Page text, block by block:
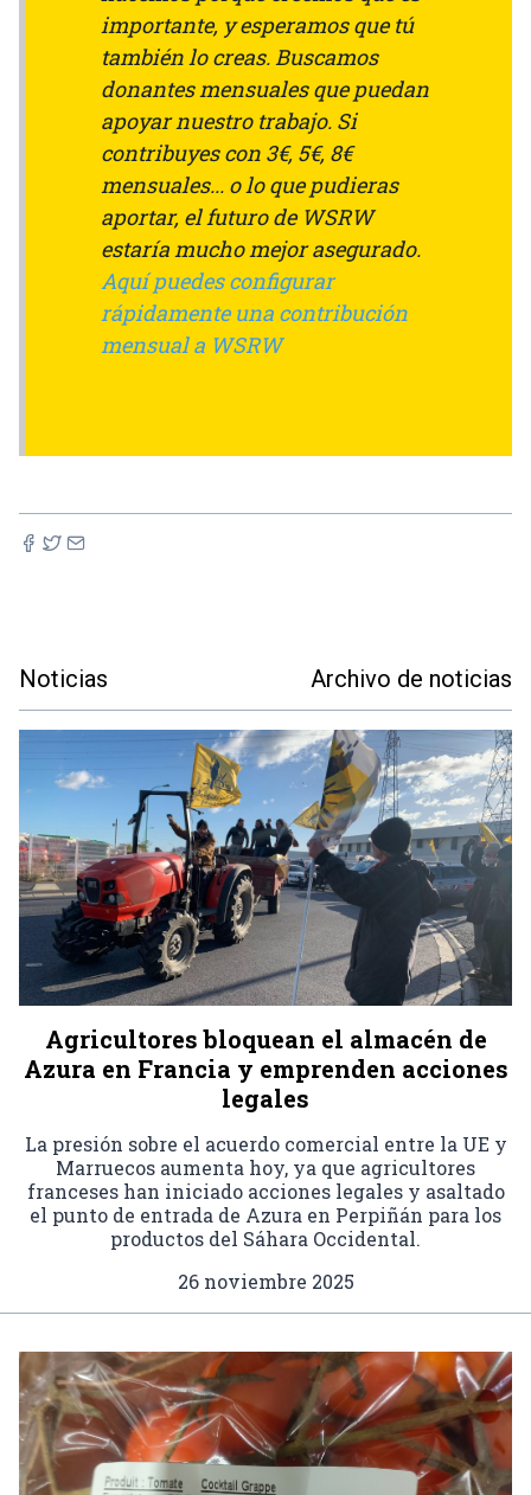
importante, y esperamos que tú
también lo creas. Buscamos
donantes mensuales que puedan
apoyar nuestro trabajo. Si
contribuyes con 3€, 5€, 8€
mensuales... o lo que pudieras
aportar, el futuro de WSRW
estaría mucho mejor asegurado.
Aquí puedes configurar
rápidamente una contribución
mensual a WSRW
Noticias Archivo de noticias
Agricultores bloquean el almacén de
Azura en Francia y emprenden acciones
legales
La presión sobre el acuerdo comercial entre la UE y
Marruecos aumenta hoy, ya que agricultores
franceses han iniciado acciones legales y asaltado
el punto de entrada de Azura en Perpiñán para los
productos del Sáhara Occidental.
26 noviembre 2025